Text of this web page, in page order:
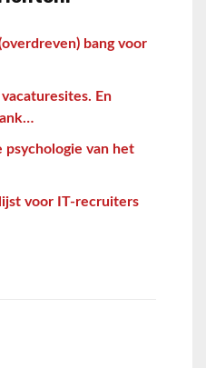
bang voor
En
psychologie van het
voor IT-recruiters